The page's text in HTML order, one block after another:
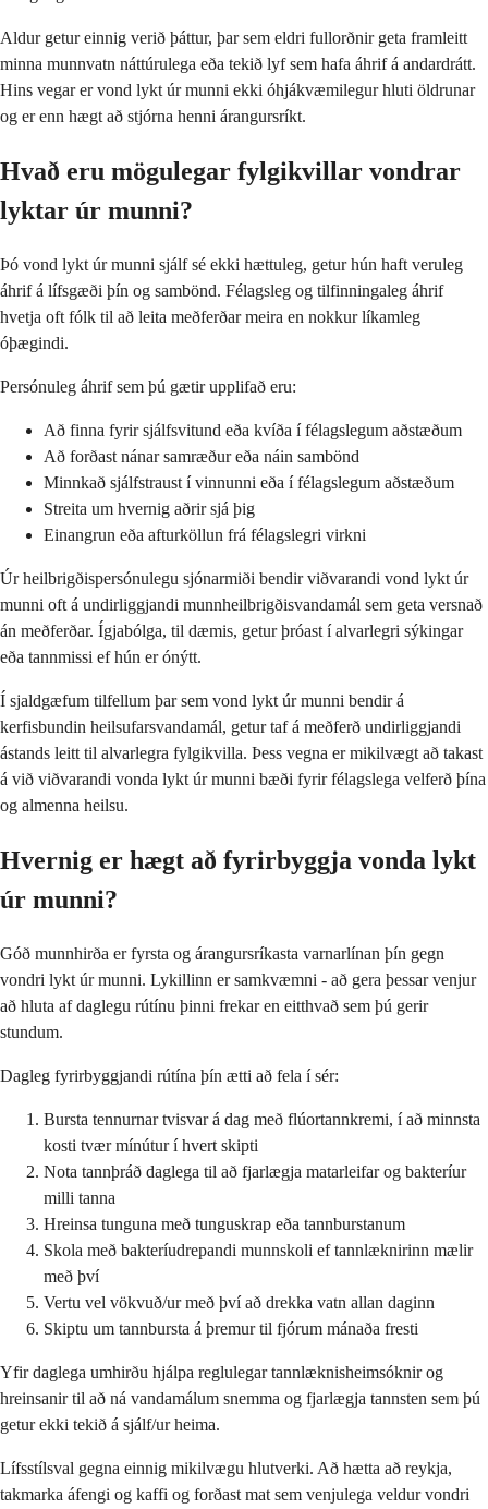
Aldur getur einnig verið þáttur, þar sem eldri fullorðnir geta framleitt
minna munnvatn náttúrulega eða tekið lyf sem hafa áhrif á andardrátt.
Hins vegar er vond lykt úr munni ekki óhjákvæmilegur hluti öldrunar
og er enn hægt að stjórna henni árangursríkt.
Hvað eru mögulegar fylgikvillar vondrar
lyktar úr munni?
Þó vond lykt úr munni sjálf sé ekki hættuleg, getur hún haft veruleg
áhrif á lífsgæði þín og sambönd. Félagsleg og tilfinningaleg áhrif
hvetja oft fólk til að leita meðferðar meira en nokkur líkamleg
óþægindi.
Persónuleg áhrif sem þú gætir upplifað eru:
Að finna fyrir sjálfsvitund eða kvíða í félagslegum aðstæðum
Að forðast nánar samræður eða náin sambönd
Minnkað sjálfstraust í vinnunni eða í félagslegum aðstæðum
Streita um hvernig aðrir sjá þig
Einangrun eða afturköllun frá félagslegri virkni
Úr heilbrigðispersónulegu sjónarmiði bendir viðvarandi vond lykt úr
munni oft á undirliggjandi munnheilbrigðisvandamál sem geta versnað
án meðferðar. Ígjabólga, til dæmis, getur þróast í alvarlegri sýkingar
eða tannmissi ef hún er ónýtt.
Í sjaldgæfum tilfellum þar sem vond lykt úr munni bendir á
kerfisbundin heilsufarsvandamál, getur taf á meðferð undirliggjandi
ástands leitt til alvarlegra fylgikvilla. Þess vegna er mikilvægt að takast
á við viðvarandi vonda lykt úr munni bæði fyrir félagslega velferð þína
og almenna heilsu.
Hvernig er hægt að fyrirbyggja vonda lykt
úr munni?
Góð munnhirða er fyrsta og árangursríkasta varnarlínan þín gegn
vondri lykt úr munni. Lykillinn er samkvæmni - að gera þessar venjur
að hluta af daglegu rútínu þinni frekar en eitthvað sem þú gerir
stundum.
Dagleg fyrirbyggjandi rútína þín ætti að fela í sér:
Bursta tennurnar tvisvar á dag með flúortannkremi, í að minnsta
kosti tvær mínútur í hvert skipti
Nota tannþráð daglega til að fjarlægja matarleifar og bakteríur
milli tanna
Hreinsa tunguna með tunguskrap eða tannburstanum
Skola með bakteríudrepandi munnskoli ef tannlæknirinn mælir
með því
Vertu vel vökvuð/ur með því að drekka vatn allan daginn
Skiptu um tannbursta á þremur til fjórum mánaða fresti
Yfir daglega umhirðu hjálpa reglulegar tannlæknisheimsóknir og
hreinsanir til að ná vandamálum snemma og fjarlægja tannsten sem þú
getur ekki tekið á sjálf/ur heima.
Lífsstílsval gegna einnig mikilvægu hlutverki. Að hætta að reykja,
takmarka áfengi og kaffi og forðast mat sem venjulega veldur vondri